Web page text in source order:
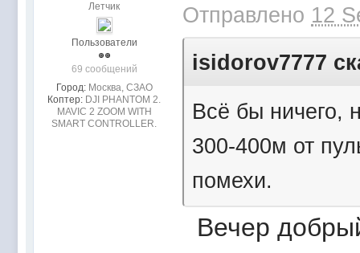
Летчик
Пользователи
69 сообщений
Город: Москва, СЗАО
Коптер: DJI PHANTOM 2.
MAVIC 2 ZOOM WITH
SMART CONTROLLER.
Отправлено 12
isidorov7777
Всё бы ничего,
300-400м от
помехи.
Вечер